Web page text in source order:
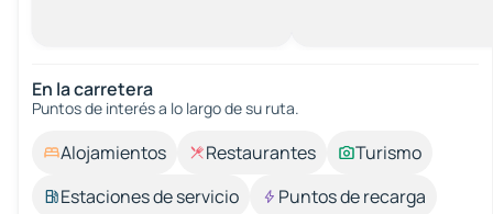
En la carretera
Puntos de interés a lo largo de su ruta.
Alojamientos Restaurantes
Turismo
Estaciones de servicio
Puntos de recarga